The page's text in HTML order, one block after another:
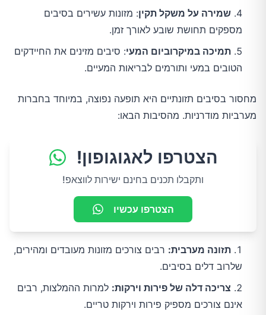
שמירה על משקל תקין: מזונות עשירים בסיבים
מספקים תחושת שובע לאורך זמן.
תמיכה במיקרוביום המעי: סיבים מזינים את החיידקים
הטובים במעי ותורמים לבריאות המעיים.
מערביות מודרניות. מהסיבות הבאו:
הצטרפו לאגוגופון!
ותקבלו תכנים בחינם ישירות לווצאפ!
הצטרפו עכשיו
תזונה מערבית: רבים צורכים מזונות מעובדים ומהירים,
שלרוב דלים בסיבים.
צריכה דלה של פירות וירקות: למרות ההמלצות, רבים
אינם צורכים מספיק פירות וירקות טריים.